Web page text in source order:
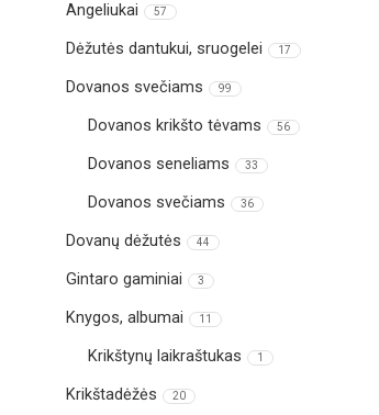
Angeliukai 57
Dėžutės dantukui, sruogelei 17
Dovanos svečiams 99
Dovanos krikšto tėvams 56
Dovanos seneliams 33
Dovanos svečiams 36
Dovanų dėžutės 44
Gintaro gaminiai 3
Knygos, albumai 11
Krikštynų laikraštukas 1
Krikštadėžės 20